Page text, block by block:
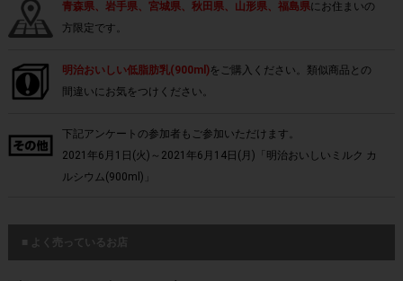
青森県、岩手県、宮城県、秋田県、山形県、福島県にお住まいの
方限定です。
明治おいしい低脂肪乳(900ml)をご購入ください。類似商品との
間違いにお気をつけください。
下記アンケートの参加者もご参加いただけます。
2021年6月1日(火)～2021年6月14日(月)「明治おいしいミルク カ
ルシウム(900ml)」
■ よく売っているお店